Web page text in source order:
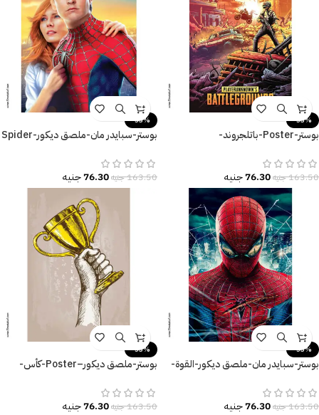
-53%
بوستر-Poster-باتلجروند-
163.50جنيه76.30جنيه
-53%
بوستر-سبايدر مان-ملصق ديكور-Spider
163.50جنيه76.30جنيه
-53%
بوستر-سبايدر مان-ملصق ديكور-القوة-
163.50جنيه76.30جنيه
-53%
بوستر-ملصق ديكور–Poster-كأس-
163.50جنيه76.30جنيه